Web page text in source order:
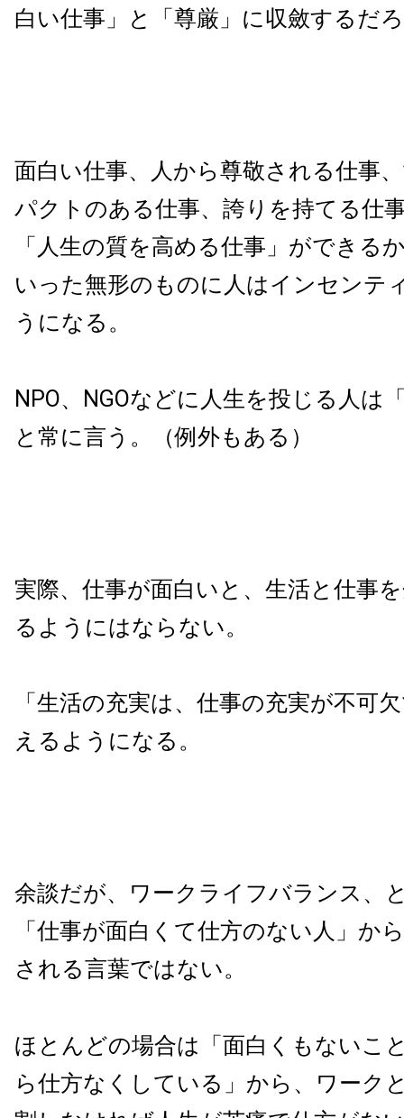
白い仕事」と「尊厳」に収斂するだ
面白い仕事、人から尊敬される仕事
パクトのある仕事、誇りを持てる仕
「人生の質を高める仕事」ができる
いった無形のものに人はインセンテ
うになる。
NPO、NGOなどに人生を投じる人は
と常に言う。（例外もある）
実際、仕事が面白いと、生活と仕事
るようにはならない。
「生活の充実は、仕事の充実が不可
えるようになる。
余談だが、ワークライフバランス、
「仕事が面白くて仕方のない人」か
される言葉ではない。
ほとんどの場合は「面白くもないこ
ら仕方なくしている」から、ワーク